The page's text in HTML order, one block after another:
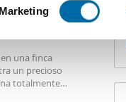
específicas (huellas
sus
cualquier momento
Marketing
una finca
un precioso
totalmente